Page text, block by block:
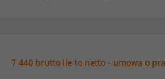
7 440 brutto ile to netto - umowa o